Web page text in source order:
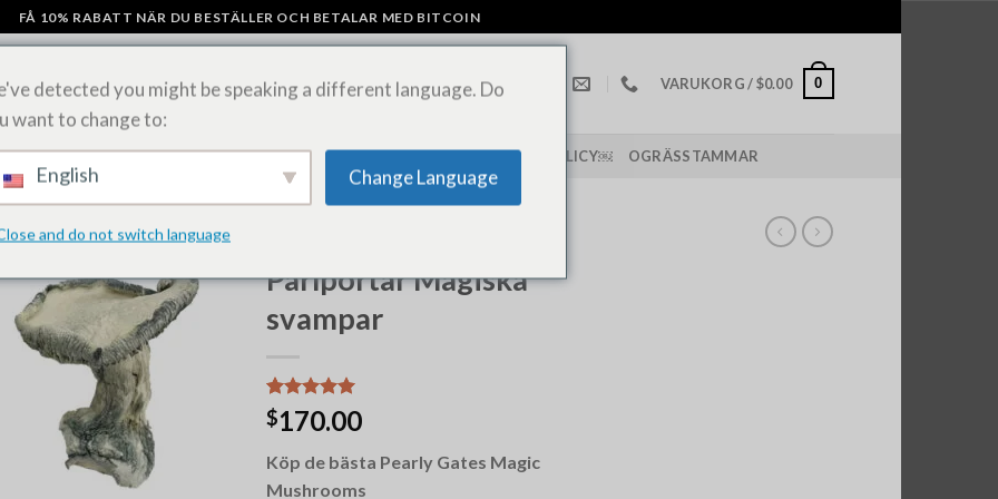
FÅ 10% RABATT NÄR DU BESTÄLLER OCH BETALAR MED BITCOIN
VARUKORG /$0.00 0
CHOKLADKAKOR MED SVAMP KÖP LSD-ARK ONLINE SHIPPING POLICY￼ OGRÄSSTAMMAR
Pärlportar Magiska
svampar
Betygsatt
5.00av 5
12
kundrecensioner
$170.00
Köp de bästa Pearly Gates Magic
Mushrooms
detected you might be speaking a different language. Do
want to change to:
English Change Language
and do not switch language